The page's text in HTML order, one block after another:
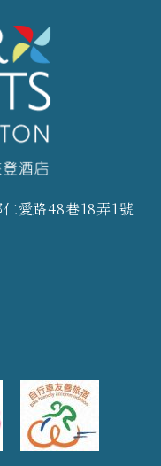
愛路48巷18弄1號